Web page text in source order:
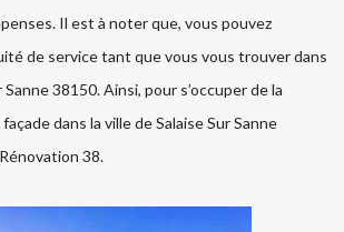
Il est à noter que, vous pouvez
de service tant que vous vous trouver dans
Sanne 38150. Ainsi, pour s’occuper de la
dans la ville de Salaise Sur Sanne
38.